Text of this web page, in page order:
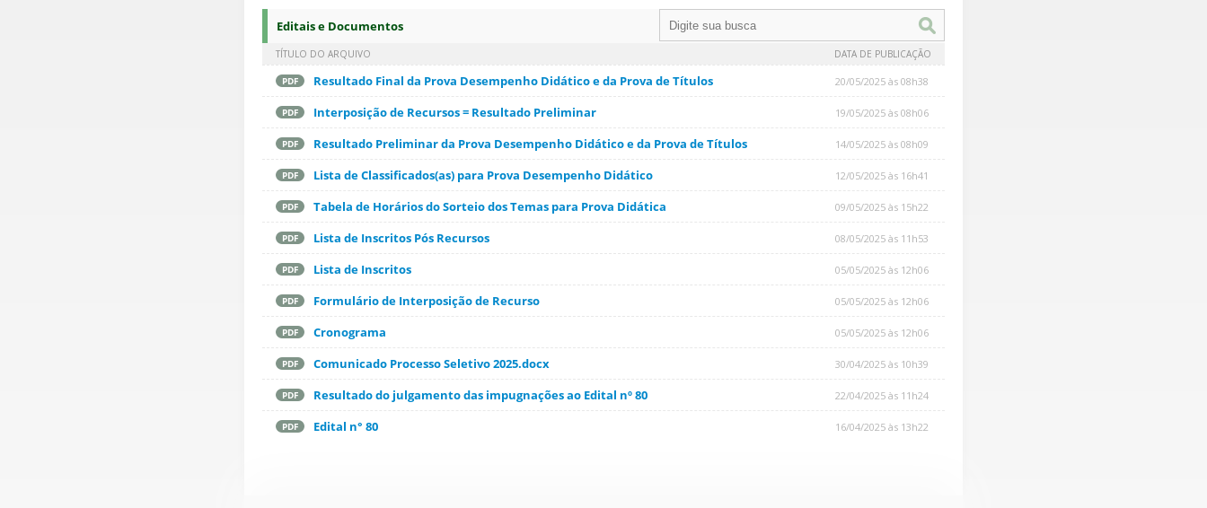
Editais e Documentos
TÍTULO DO ARQUIVO DATA DE PUBLICAÇÃO
PDF Resultado Final da Prova Desempenho Didático e da Prova de Títulos 20/05/2025 às 08h38
PDF Interposição de Recursos = Resultado Preliminar 19/05/2025 às 08h06
PDF Resultado Preliminar da Prova Desempenho Didático e da Prova de Títulos 14/05/2025 às 08h09
PDF Lista de Classificados(as) para Prova Desempenho Didático 12/05/2025 às 16h41
PDF Tabela de Horários do Sorteio dos Temas para Prova Didática 09/05/2025 às 15h22
PDF Lista de Inscritos Pós Recursos 08/05/2025 às 11h53
PDF Lista de Inscritos 05/05/2025 às 12h06
PDF Formulário de Interposição de Recurso 05/05/2025 às 12h06
PDF Cronograma 05/05/2025 às 12h06
PDF Comunicado Processo Seletivo 2025.docx 30/04/2025 às 10h39
PDF Resultado do julgamento das impugnações ao Edital nº 80 22/04/2025 às 11h24
PDF Edital n° 80 16/04/2025 às 13h22